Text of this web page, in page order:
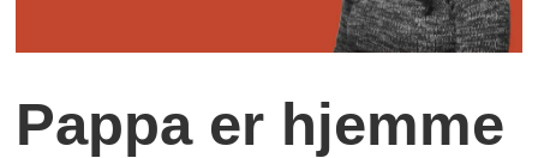
Pappa er hjemme